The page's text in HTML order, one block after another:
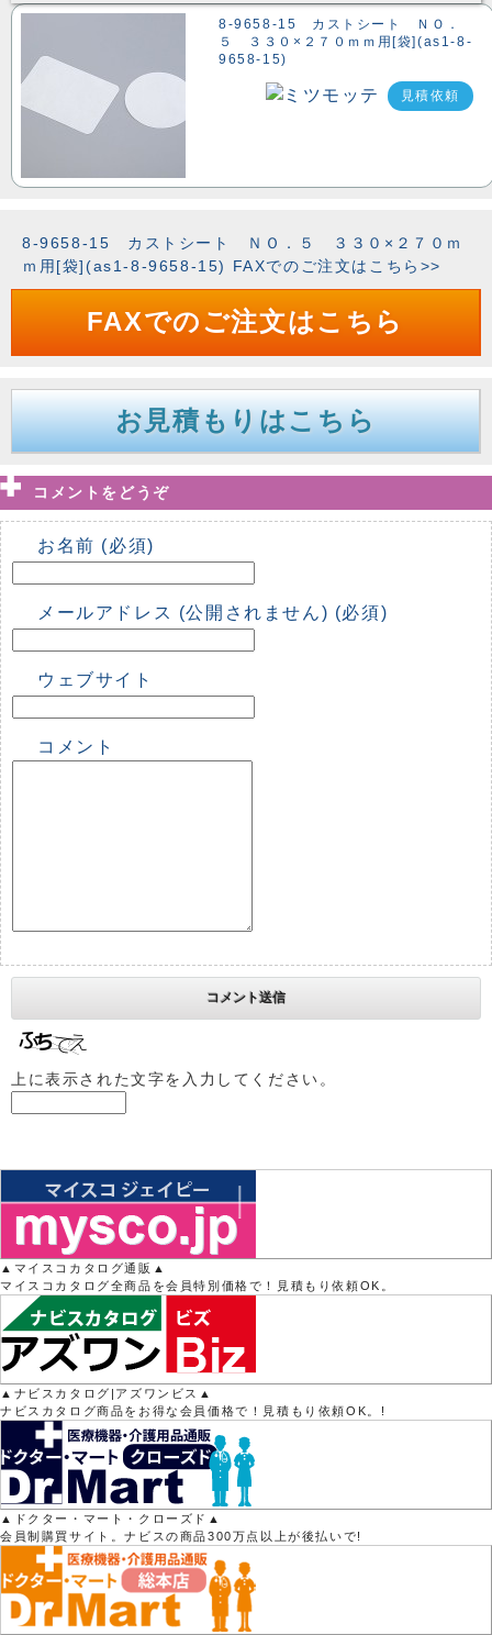
8-9658-15 カストシート ＮＯ．
５ ３３０×２７０ｍｍ用[袋](as1-8-
9658-15)
見積依頼
8-9658-15 カストシート ＮＯ．５ ３３０×２７０ｍ
ｍ用[袋](as1-8-9658-15) FAXでのご注文はこちら>>
FAXでのご注文はこちら
お見積もりはこちら
コメントをどうぞ
お名前 (必須)
メールアドレス (公開されません) (必須)
ウェブサイト
コメント
上に表示された文字を入力してください。
▲マイスコカタログ通販▲
マイスコカタログ全商品を会員特別価格で！見積もり依頼OK。
▲ナビスカタログ|アズワンビス▲
ナビスカタログ商品をお得な会員価格で！見積もり依頼OK。!
▲ドクター・マート・クローズド▲
会員制購買サイト。ナビスの商品300万点以上が後払いで!